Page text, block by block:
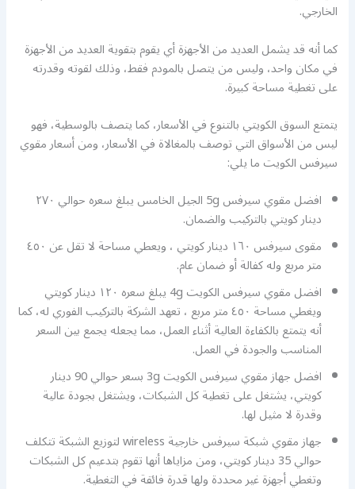
الخارجي.
كما أنه قد يشمل العديد من الأجهزة أي يقوم بتقوية العديد من الأجهزة
في مكان واحد، وليس من يتصل بالمودم فقط، وذلك لقوته وقدرته
على تغطية مساحة كبيرة.
يتمتع السوق الكويتي بالتنوع في الأسعار، كما يتصف بالوسطية، فهو
ليس من الأسواق التي توصف بالمغالاة في الأسعار، ومن أسعار مقوي
سيرفس الكويت ما يلي:
افضل مقوي سيرفس 5g الجيل الخامس يبلغ سعره حوالي ٢٧٠
دينار كويتي بالتركيب والضمان.
مقوى سيرفس ١٦٠ دينار كويتي ، ويعطي مساحة لا تقل عن ٤٥٠
متر مربع وله كفالة أو ضمان عام.
افضل مقوي سيرفس الكويت 4g يبلغ سعره ١٢٠ دينار كويتي
ويغطي مساحة ٤٥٠ متر مربع ، تعهد الشركة بالتركيب الفوري له، كما
أنه يتمتع بالكفاءة العالية أثناء العمل، مما يجعله يجمع بين السعر
المناسب والجودة في العمل.
افضل جهاز مقوي سيرفس الكويت 3g بسعر حوالي 90 دينار
كويتي، يشتغل على تغطية كل الشبكات، ويشتغل بجودة عالية
وقدرة لا مثيل لها.
جهاز مقوي شبكة سيرفس خارجية wireless لتوزيع الشبكة تتكلف
حوالي 35 دينار كويتي، ومن مزاياها أنها تقوم بتدعيم كل الشبكات
وتغطي أجهزة غير محددة ولها قدرة فائقة في التغطية.